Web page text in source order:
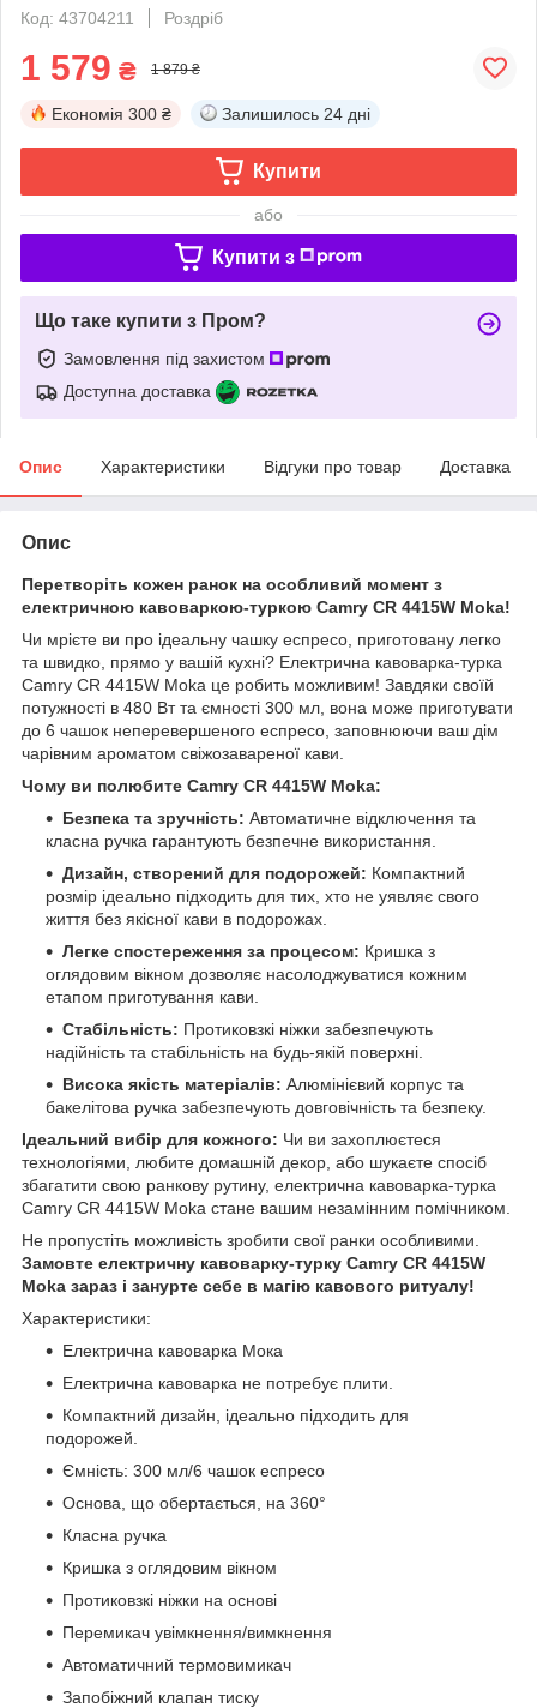
Код: 43704211
Роздріб
1 579 ₴ 1 879 ₴
Економія 300 ₴ Залишилось 24 дні
Купити
або
Купити з
Що таке купити з Пром?
Замовлення під захистом
Доступна доставка
Опис Характеристики Відгуки про товар Доставка
Опис
Перетворіть кожен ранок на особливий момент з
електричною кавоваркою-туркою Camry CR 4415W Moka!
Чи мрієте ви про ідеальну чашку еспресо, приготовану легко
та швидко, прямо у вашій кухні? Електрична кавоварка-турка
Camry CR 4415W Moka це робить можливим! Завдяки своїй
потужності в 480 Вт та ємності 300 мл, вона може приготувати
до 6 чашок неперевершеного еспресо, заповнюючи ваш дім
чарівним ароматом свіжозавареної кави.
Чому ви полюбите Camry CR 4415W Moka:
Безпека та зручність: Автоматичне відключення та
класна ручка гарантують безпечне використання.
Дизайн, створений для подорожей: Компактний
розмір ідеально підходить для тих, хто не уявляє свого
життя без якісної кави в подорожах.
Легке спостереження за процесом: Кришка з
оглядовим вікном дозволяє насолоджуватися кожним
етапом приготування кави.
Стабільність: Протиковзкі ніжки забезпечують
надійність та стабільність на будь-якій поверхні.
Висока якість матеріалів: Алюмінієвий корпус та
бакелітова ручка забезпечують довговічність та безпеку.
Ідеальний вибір для кожного: Чи ви захоплюєтеся
технологіями, любите домашній декор, або шукаєте спосіб
збагатити свою ранкову рутину, електрична кавоварка-турка
Camry CR 4415W Moka стане вашим незамінним помічником.
Не пропустіть можливість зробити свої ранки особливими.
Замовте електричну кавоварку-турку Camry CR 4415W
Moka зараз і занурте себе в магію кавового ритуалу!
Характеристики:
Електрична кавоварка Мока
Електрична кавоварка не потребує плити.
Компактний дизайн, ідеально підходить для
подорожей.
Ємність: 300 мл/6 чашок еспресо
Основа, що обертається, на 360°
Класна ручка
Кришка з оглядовим вікном
Протиковзкі ніжки на основі
Перемикач увімкнення/вимкнення
Автоматичний термовимикач
Запобіжний клапан тиску